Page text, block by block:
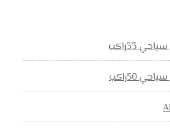
33راكب
50راكب